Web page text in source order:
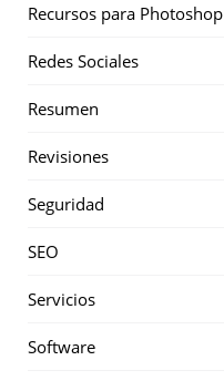
Recursos para Photoshop
Redes Sociales
Resumen
Revisiones
Seguridad
SEO
Servicios
Software